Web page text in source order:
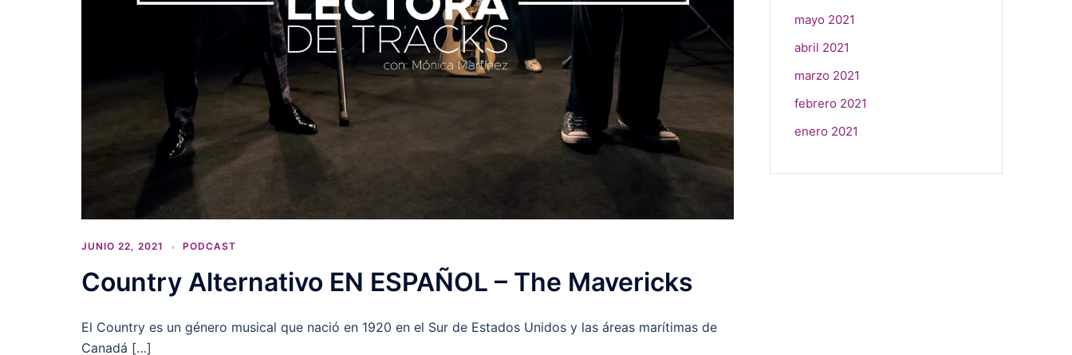
JUNIO 22, 2021 PODCAST
Country Alternativo EN ESPAÑOL – The Mavericks
El Country es un género musical que nació en 1920 en el Sur de Estados Unidos y las áreas marítimas de
Canadá […]
mayo 2021
abril 2021
marzo 2021
febrero 2021
enero 2021